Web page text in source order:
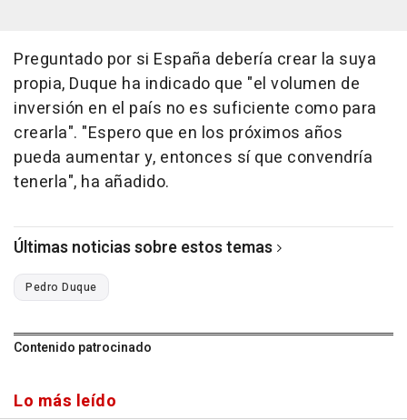
Preguntado por si España debería crear la suya
propia, Duque ha indicado que "el volumen de
inversión en el país no es suficiente como para
crearla". "Espero que en los próximos años
pueda aumentar y, entonces sí que convendría
tenerla", ha añadido.
Últimas noticias sobre estos temas
Pedro Duque
Contenido patrocinado
Lo más leído